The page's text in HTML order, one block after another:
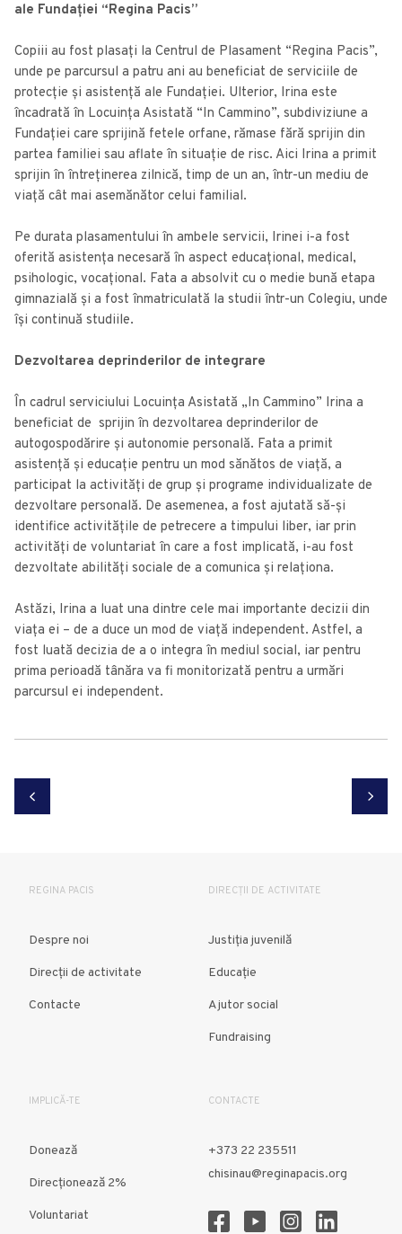
ale Fundației “Regina Pacis”
Copiii au fost plasați la Centrul de Plasament “Regina Pacis”,
unde pe parcursul a patru ani au beneficiat de serviciile de
protecție și asistență ale Fundației. Ulterior, Irina este
încadrată în Locuința Asistată “In Cammino”, subdiviziune a
Fundației care sprijină fetele orfane, rămase fără sprijin din
partea familiei sau aflate în situație de risc. Aici Irina a primit
sprijin în întreținerea zilnică, timp de un an, într-un mediu de
viață cât mai asemănător celui familial.
Pe durata plasamentului în ambele servicii, Irinei i-a fost
oferită asistenţa necesară în aspect educaţional, medical,
psihologic, vocațional. Fata a absolvit cu o medie bună etapa
gimnazială și a fost înmatriculată la studii într-un Colegiu, unde
își continuă studiile.
Dezvoltarea deprinderilor de integrare
În cadrul serviciului Locuinţa Asistată „In Cammino” Irina a
beneficiat de sprijin în dezvoltarea deprinderilor de
autogospodărire și autonomie personală. Fata a primit
asistenţă şi educaţie pentru un mod sănătos de viață, a
participat la activităţi de grup şi programe individualizate de
dezvoltare personală. De asemenea, a fost ajutată să-şi
identifice activităţile de petrecere a timpului liber, iar prin
activităţi de voluntariat în care a fost implicată, i-au fost
dezvoltate abilităţi sociale de a comunica și relaționa.
Astăzi, Irina a luat una dintre cele mai importante decizii din
viața ei – de a duce un mod de viață independent. Astfel, a
fost luată decizia de a o integra în mediul social, iar pentru
prima perioadă tânăra va fi monitorizată pentru a urmări
parcursul ei independent.
REGINA PACIS
Despre noi
Direcții de activitate
Contacte
DIRECȚII DE ACTIVITATE
Justiția juvenilă
Educație
Ajutor social
Fundraising
IMPLICĂ-TE
Donează
Direcţionează 2%
Voluntariat
CONTACTE
+373 22 235511
chisinau@reginapacis.org